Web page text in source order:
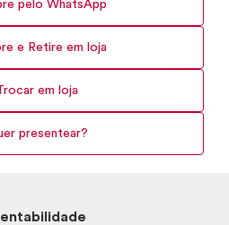
pelo WhatsApp
e Retire em loja
em loja
presentear?